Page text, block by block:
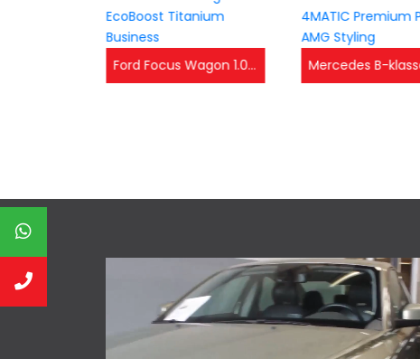
Ford Focus Wagon 1.0 EcoBoost Titanium Business